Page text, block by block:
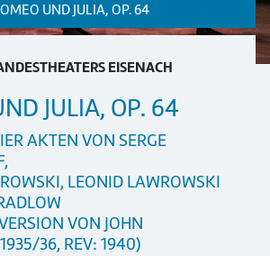
UND JULIA, OP. 64
EISENACH
JULIA, OP. 64
AKTEN VON SERGE
LEONID LAWROWSKI
VON JOHN
36, REV: 1940)